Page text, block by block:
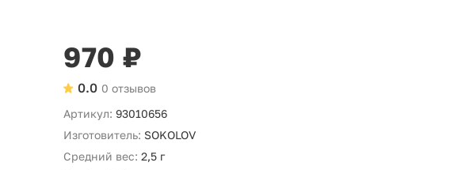
970 ₽
0 отзывов
0.0
Артикул: 93010656
Изготовитель: SOKOLOV
Средний вес: 2,5 г